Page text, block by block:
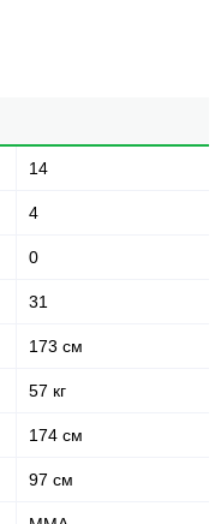
14
4
0
31
173 см
57 кг
174 см
97 см